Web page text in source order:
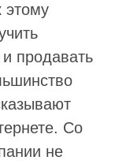
этому
продавать
Со
не